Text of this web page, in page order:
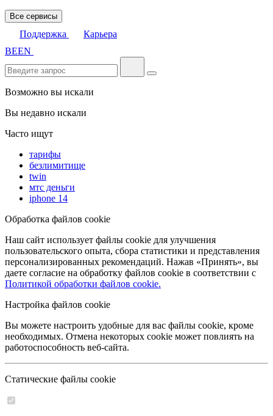
Все сервисы
Поддержка
Карьера
BEEN
Возможно вы искали
Вы недавно искали
Часто ищут
тарифы
безлимитище
twin
мтс деньги
iphone 14
Обработка файлов cookie
Наш сайт использует файлы cookie для улучшения
пользовательского опыта, сбора статистики и представления
персонализированных рекомендаций. Нажав «Принять», вы
даете согласие на обработку файлов cookie в соответствии с
Политикой обработки файлов cookie.
Настройка файлов cookie
Вы можете настроить удобные для вас файлы cookie, кроме
необходимых. Отмена некоторых cookie может повлиять на
работоспособность веб-сайта.
Статические файлы cookie